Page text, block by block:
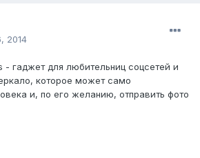
2014
- гаджет для любительниц соцсетей и
которое может само
и, по его желанию, отправить фото